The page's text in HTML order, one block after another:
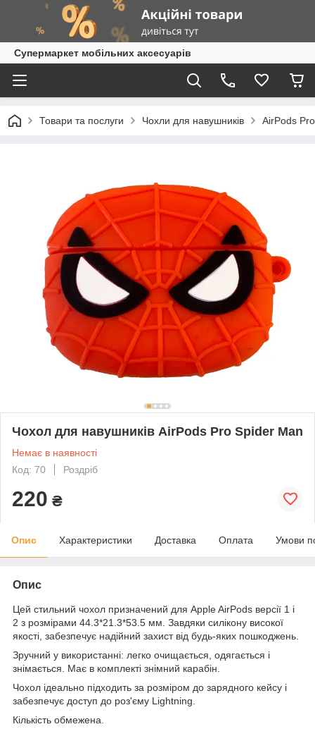
Супермаркет мобільних аксесуарів
Товари та послуги Чохли для навушників AirPods Pro
Чохол для навушників AirPods Pro Spider Man
Немає в наявності
Код: 70
Роздріб
220 ₴
Опис Характеристики Доставка Оплата Умови
Опис
Цей стильний чохол призначений для Apple AirPods версії 1 і
2 з розмірами 44.3*21.3*53.5 мм. Завдяки силікону високої
якості, забезпечує надійний захист від будь-яких пошкоджень.
Зручний у використанні: легко очищається, одягається і
знімається. Має в комплекті знімний карабін.
Чохол ідеально підходить за розміром до зарядного кейсу і
забезпечує доступ до роз'єму Lightning.
Кількість обмежена.